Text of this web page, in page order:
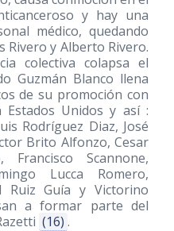
y hay una
médico, quedando
Rivero y Alberto Rivero.
colectiva colapsa el
Guzmán Blanco llena
de su promoción con
Unidos y así :
Rodríguez Diaz, José
Brito Alfonzo, Cesar
Francisco Scannone,
Lucca Romero,
Ruiz Guía y Victorino
a formar parte del
(16) .